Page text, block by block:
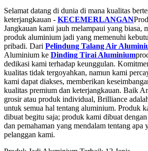
Selamat datang di dunia di mana kualitas
keterjangkauan - KECEMERLANGAN
Jangkauan kami jauh melampaui yang biasa,
produk aluminium jadi yang memenuhi
pribadi. Dari Pelindung Talang Air
Aluminium ke Dinding Tirai Aluminium
dedikasi kami terhadap keunggulan.
kualitas tidak tergoyahkan, namun kami
kami dapat diakses, memberikan
kualitas premium dan keterjangkauan. Baik
grosir atau produk individual, Brilliance
untuk semua hal tentang aluminium. Produk
dibuat begitu saja; produk kami dibuat dengan
dan pemahaman yang mendalam tentang apa
pelanggan kami.